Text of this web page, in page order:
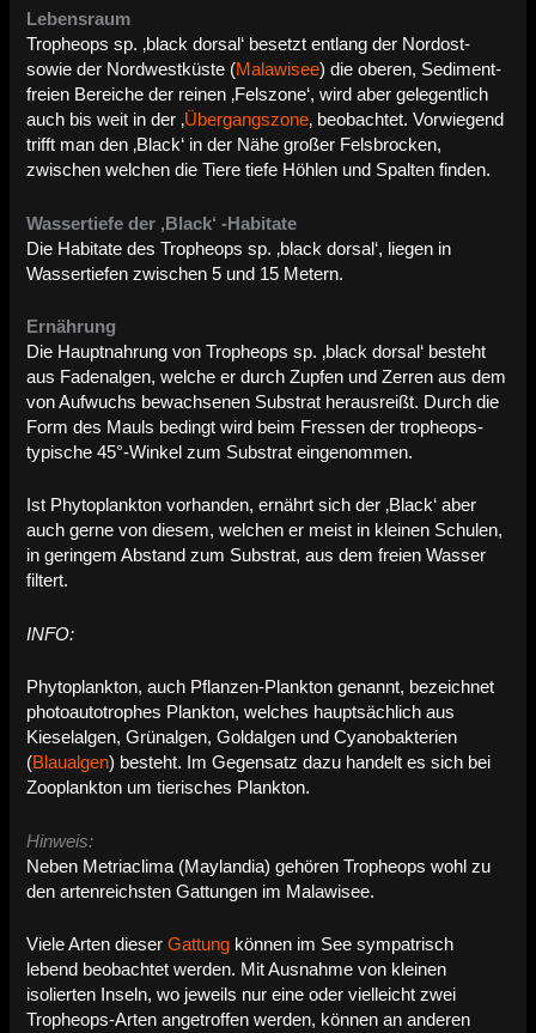
Lebensraum
Tropheops sp. ‚black dorsal‘ besetzt entlang der Nordost-
sowie der Nordwestküste (Malawisee) die oberen, Sediment-
freien Bereiche der reinen ‚Felszone‘, wird aber gelegentlich
auch bis weit in der ‚Übergangszone‚ beobachtet. Vorwiegend
trifft man den ‚Black‘ in der Nähe großer Felsbrocken,
zwischen welchen die Tiere tiefe Höhlen und Spalten finden.
Wassertiefe der ‚Black‘ -Habitate
Die Habitate des Tropheops sp. ‚black dorsal‘, liegen in
Wassertiefen zwischen 5 und 15 Metern.
Ernährung
Die Hauptnahrung von Tropheops sp. ‚black dorsal‘ besteht
aus Fadenalgen, welche er durch Zupfen und Zerren aus dem
von Aufwuchs bewachsenen Substrat herausreißt. Durch die
Form des Mauls bedingt wird beim Fressen der tropheops-
typische 45°-Winkel zum Substrat eingenommen.
Ist Phytoplankton vorhanden, ernährt sich der ‚Black‘ aber
auch gerne von diesem, welchen er meist in kleinen Schulen,
in geringem Abstand zum Substrat, aus dem freien Wasser
filtert.
INFO:
Phytoplankton, auch Pflanzen-Plankton genannt, bezeichnet
photoautotrophes Plankton, welches hauptsächlich aus
Kieselalgen, Grünalgen, Goldalgen und Cyanobakterien
(Blaualgen) besteht. Im Gegensatz dazu handelt es sich bei
Zooplankton um tierisches Plankton.
Hinweis:
Neben Metriaclima (Maylandia) gehören Tropheops wohl zu
den artenreichsten Gattungen im Malawisee.
Viele Arten dieserGattung können im See sympatrisch
lebend beobachtet werden. Mit Ausnahme von kleinen
isolierten Inseln, wo jeweils nur eine oder vielleicht zwei
Tropheops-Arten angetroffen werden, können an anderen